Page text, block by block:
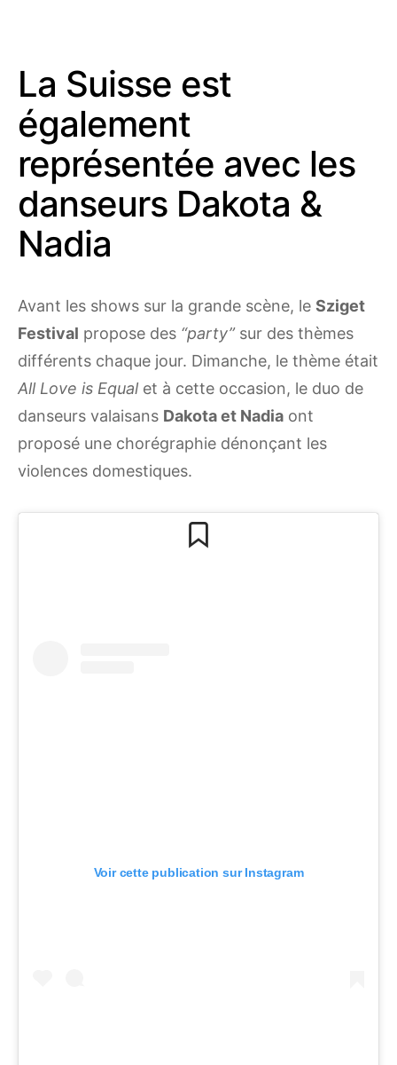
La Suisse est
également
représentée avec les
danseurs Dakota &
Nadia
Avant les shows sur la grande scène, le Sziget
Festival propose des “party”sur des thèmes
différents chaque jour. Dimanche, le thème était
All Love is Equal et à cette occasion, le duo de
danseurs valaisans Dakota et Nadia ont
proposé une chorégraphie dénonçant les
violences domestiques.
Voir cette publication sur Instagram